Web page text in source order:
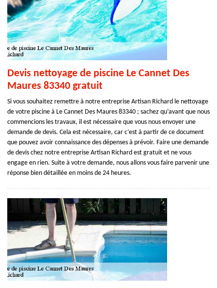
Devis nettoyage de piscine Le Cannet Des
Maures 83340 gratuit
Si vous souhaitez remettre à notre entreprise Artisan Richard le nettoyage
de votre piscine à Le Cannet Des Maures 83340 ; sachez qu’avant que nous
commencions les travaux, il est nécessaire que vous nous envoyer une
demande de devis. Cela est nécessaire, car c’est à partir de ce document
que pouvez avoir connaissance des dépenses à prévoir. Faire une demande
de devis chez notre entreprise Artisan Richard est gratuit et ne vous
engage en rien. Suite à votre demande, nous allons vous faire parvenir une
réponse bien détaillée en moins de 24 heures.